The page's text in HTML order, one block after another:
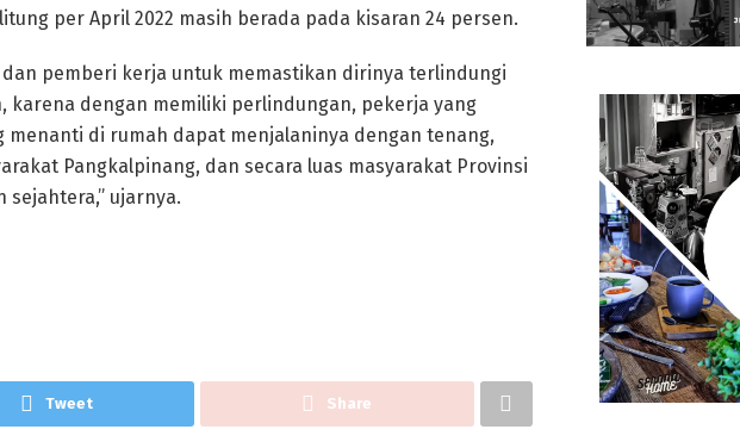
per April 2022 masih berada pada kisaran 24 persen.
pemberi kerja untuk memastikan dirinya terlindungi
karena dengan memiliki perlindungan, pekerja yang
di rumah dapat menjalaninya dengan tenang,
Pangkalpinang, dan secara luas masyarakat Provinsi
ujarnya.
Tweet Share